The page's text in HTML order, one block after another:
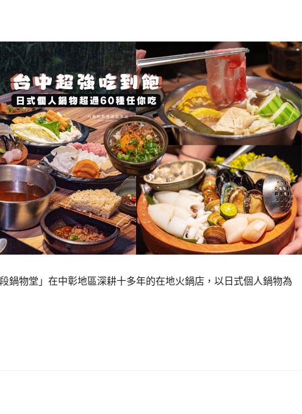
鍋物堂」在中彰地區深耕十多年的在地火鍋店，以日式個人鍋物為